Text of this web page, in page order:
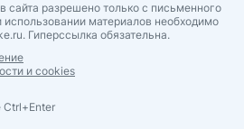
сайта разрешено только с письменного
материалов необходимо
Гиперссылка обязательна.
и cookies